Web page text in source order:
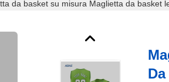
da basket su misura Maglietta da basket